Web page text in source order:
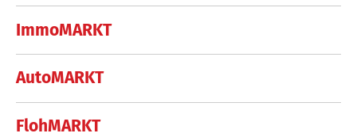
ImmoMARKT
AutoMARKT
FlohMARKT